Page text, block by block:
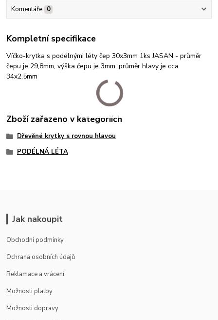
Komentáře 0
Kompletní specifikace
Víčko-krytka s podélnými léty čep 30x3mm 1ks JASAN - průměr
čepu je 29,8mm, výška čepu je 3mm, průměr hlavy je cca
34x2,5mm
Zboží zařazeno v kategoriích
Dřevěné krytky s rovnou hlavou
PODÉLNÁ LÉTA
Jak nakoupit
Obchodní podmínky
Ochrana osobních údajů
Reklamace a vrácení
Možnosti platby
Možnosti dopravy